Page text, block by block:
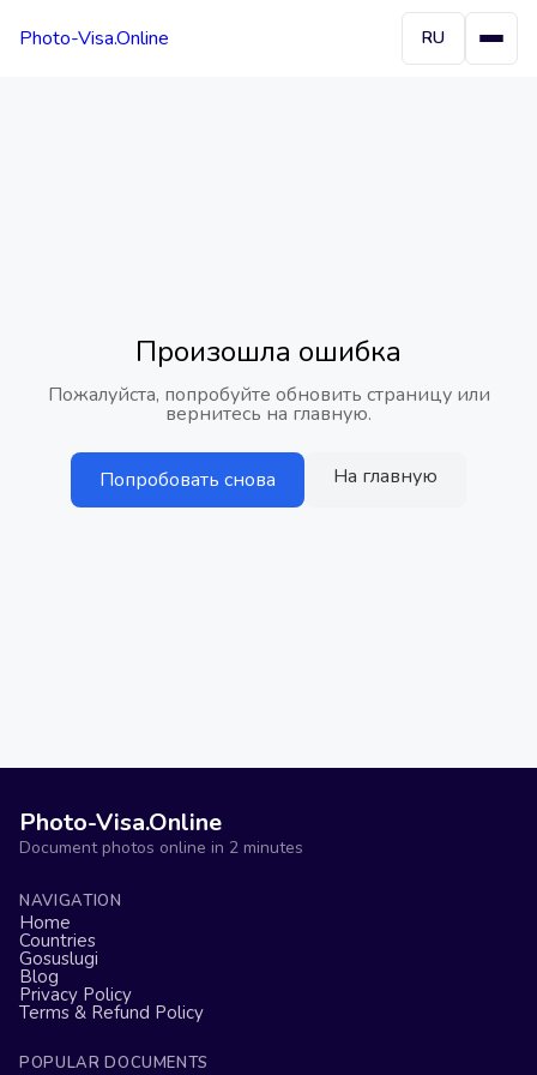
Photo-Visa.Online RU
Произошла ошибка
Пожалуйста, попробуйте обновить страницу или
вернитесь на главную.
Попробовать снова На главную
Photo-Visa.Online
Document photos online in 2 minutes
NAVIGATION
Home
Countries
Gosuslugi
Blog
Privacy Policy
Terms & Refund Policy
POPULAR DOCUMENTS